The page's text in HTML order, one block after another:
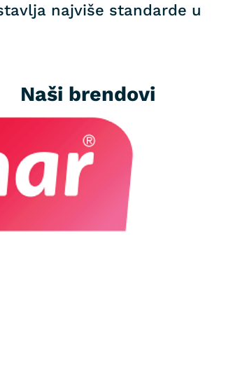
najviše standarde u
Naši brendovi